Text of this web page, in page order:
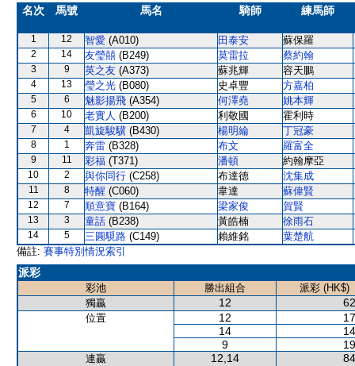
名次 馬號 馬名 騎師 練馬師
1 12 智愛 (A010) 田泰安 蘇保羅
2 14 友瑩囍 (B249) 莫雷拉 蔡約翰
3 9 英之友 (A373) 蘇兆輝 容天鵬
4 13 瑩之光 (B080) 史卓豐 方嘉柏
5 6 魅影揚飛 (A354) 何澤堯 姚本輝
6 10 老實人 (B200) 利敬國 霍利時
7 4 凱旋駿驥 (B430) 楊明綸 丁冠豪
8 1 奔雷 (B328) 布文 羅富全
9 11 彩福 (T371) 潘頓 約翰摩亞
10 2 與你同行 (C258) 布達德 沈集成
11 8 特醒 (C060) 韋達 蘇偉賢
12 7 順意寶 (B164) 梁家俊 賀賢
13 3 童話 (B238) 黃皓楠 徐雨石
14 5 三圓䮭路 (C149) 賴維銘
葉楚航
備註: 賽事特別情況索引
派彩
彩池 勝出組合
派彩 (HK$)
獨贏
12
位置 12
14
9
連贏 12,14